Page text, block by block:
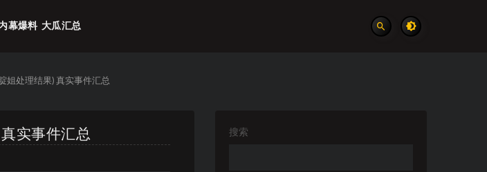
幕爆料 大瓜汇总
姐处理结果) 真实事件汇总
实事件汇总 搜索